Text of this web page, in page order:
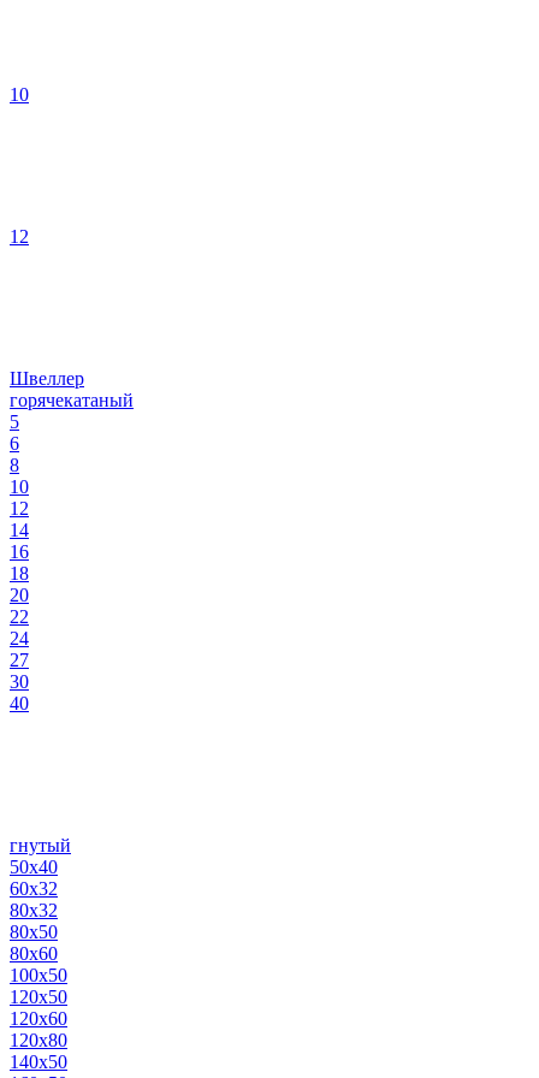
10
12
Швеллер
горячекатаный
5
6
8
10
12
14
16
18
20
22
24
27
30
40
гнутый
50х40
60х32
80х32
80х50
80х60
100х50
120х50
120х60
120х80
140х50